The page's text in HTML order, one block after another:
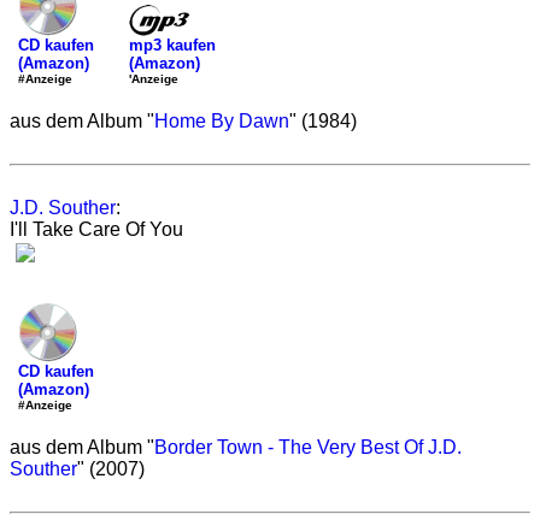
CD kaufen
(Amazon)
#Anzeige
mp3 kaufen
(Amazon)
'Anzeige
aus dem Album "Home By Dawn" (1984)
J.D. Souther:
I'll Take Care Of You
CD kaufen
(Amazon)
#Anzeige
aus dem Album "Border Town - The Very Best Of J.D.
Souther" (2007)